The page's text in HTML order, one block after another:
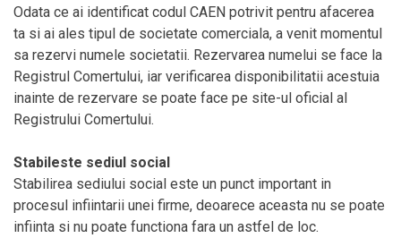
Odata ce ai identificat codul CAEN potrivit pentru afacerea
ta si ai ales tipul de societate comerciala, a venit momentul
sa rezervi numele societatii. Rezervarea numelui se face la
Registrul Comertului, iar verificarea disponibilitatii acestuia
inainte de rezervare se poate face pe site-ul oficial al
Registrului Comertului.
Stabileste sediul social
Stabilirea sediului social este un punct important in
procesul infiintarii unei firme, deoarece aceasta nu se poate
infiinta si nu poate functiona fara un astfel de loc.